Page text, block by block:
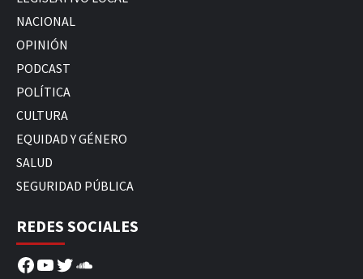
NACIONAL
OPINIÓN
PODCAST
POLÍTICA
CULTURA
EQUIDAD Y GÉNERO
SALUD
SEGURIDAD PÚBLICA
REDES SOCIALES
Facebook
YouTube
Twitter
SoundCloud